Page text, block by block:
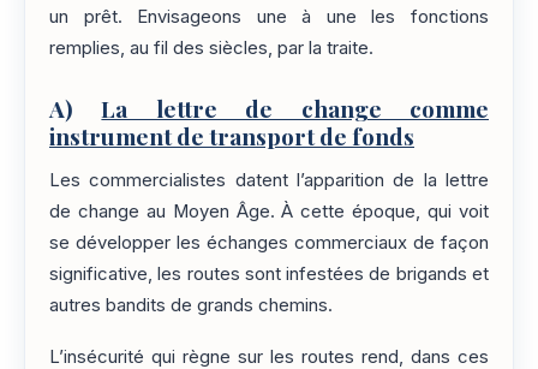
un prêt. Envisageons une à une les fonctions
remplies, au fil des siècles, par la traite.
A)La lettre de change comme
instrument de transport de fonds
Les commercialistes datent l’apparition de la lettre
de change au Moyen Âge. À cette époque, qui voit
se développer les échanges commerciaux de façon
significative, les routes sont infestées de brigands et
autres bandits de grands chemins.
L’insécurité qui règne sur les routes rend, dans ces